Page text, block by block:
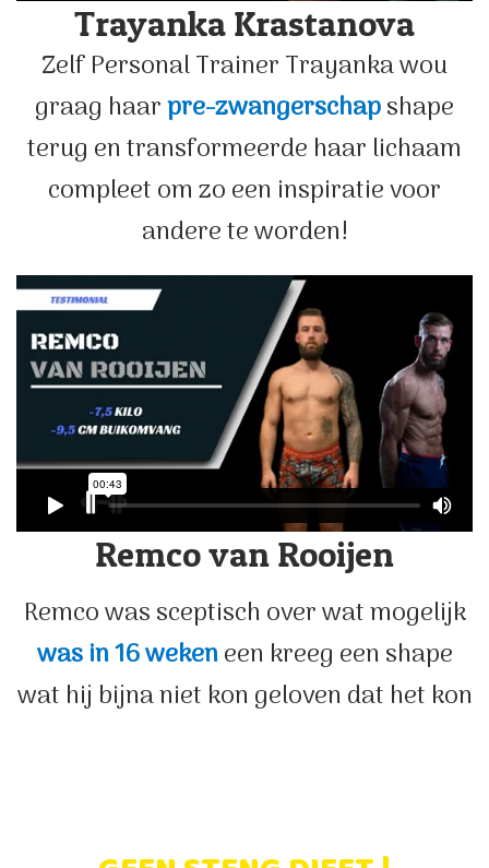
Trayanka Krastanova
Zelf Personal Trainer Trayanka wou
graag haarpre-zwangerschapshape
terug en transformeerde haar lichaam
compleet om zo een inspiratie voor
andere te worden!
Remco van Rooijen
Remco was sceptisch over wat mogelijk
was in 16 wekeneen kreeg een shape
wat hij bijna niet kon geloven dat het kon